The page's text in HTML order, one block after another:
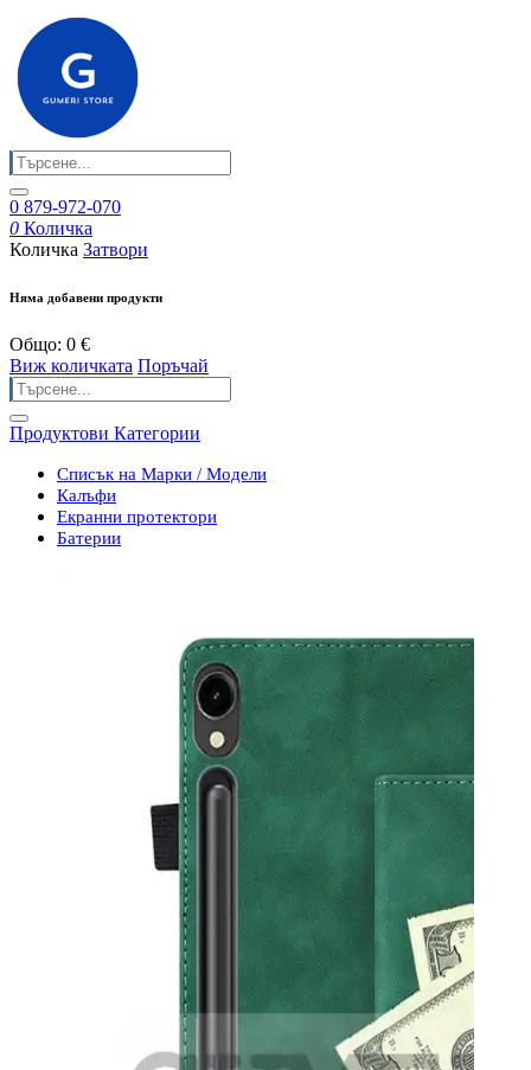
0 879-972-070
0 Количка
Количка Затвори
Няма добавени продукти
Общо: 0 €
Виж количката Поръчай
Продуктови Категории
Списък на Марки / Модели
Калъфи
Екранни протектори
Батерии